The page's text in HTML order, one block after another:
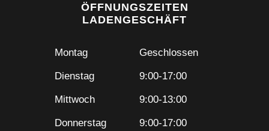
ÖFFNUNGSZEITEN
LADENGESCHÄFT
Montag Geschlossen
Dienstag 9:00-17:00
Mittwoch 9:00-13:00
Donnerstag 9:00-17:00